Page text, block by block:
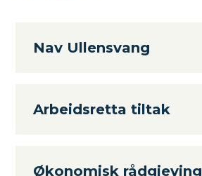
Nav Ullensvang
Arbeidsretta tiltak
Økonomisk rådgjeving